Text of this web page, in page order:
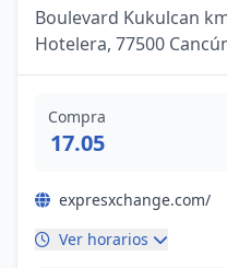
Boulevard Kukulcan
Hotelera, 77500
Compra
17.05
expresxchange.com/
Ver horarios